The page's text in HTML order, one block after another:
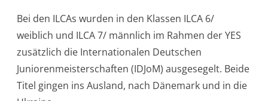
Bei den ILCAs wurden in den Klassen ILCA 6/
weiblich und ILCA 7/ männlich im Rahmen der YES
zusätzlich die Internationalen Deutschen
Juniorenmeisterschaften (IDJoM) ausgesegelt. Beide
Titel gingen ins Ausland, nach Dänemark und in die